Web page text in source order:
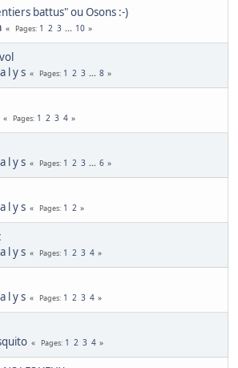
battus" ou Osons :-)
Pages 1 2 3 ... 10
l y s Pages 1 2 3 ... 8
Pages 1 2 3 4
l y s Pages 1 2 3 ... 6
l y s Pages 1 2
l y s Pages 1 2 3 4
l y s Pages 1 2 3 4
Pages 1 2 3 4